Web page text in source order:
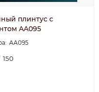
плинтус с
AA095
AA095
150